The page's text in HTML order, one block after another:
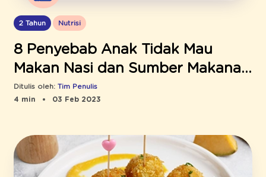
2 Tahun Nutrisi
8 Penyebab Anak Tidak Mau
Makan Nasi dan Sumber Makanan
Penggantinya
Ditulis oleh: Tim Penulis
4 min
03 Feb 2023